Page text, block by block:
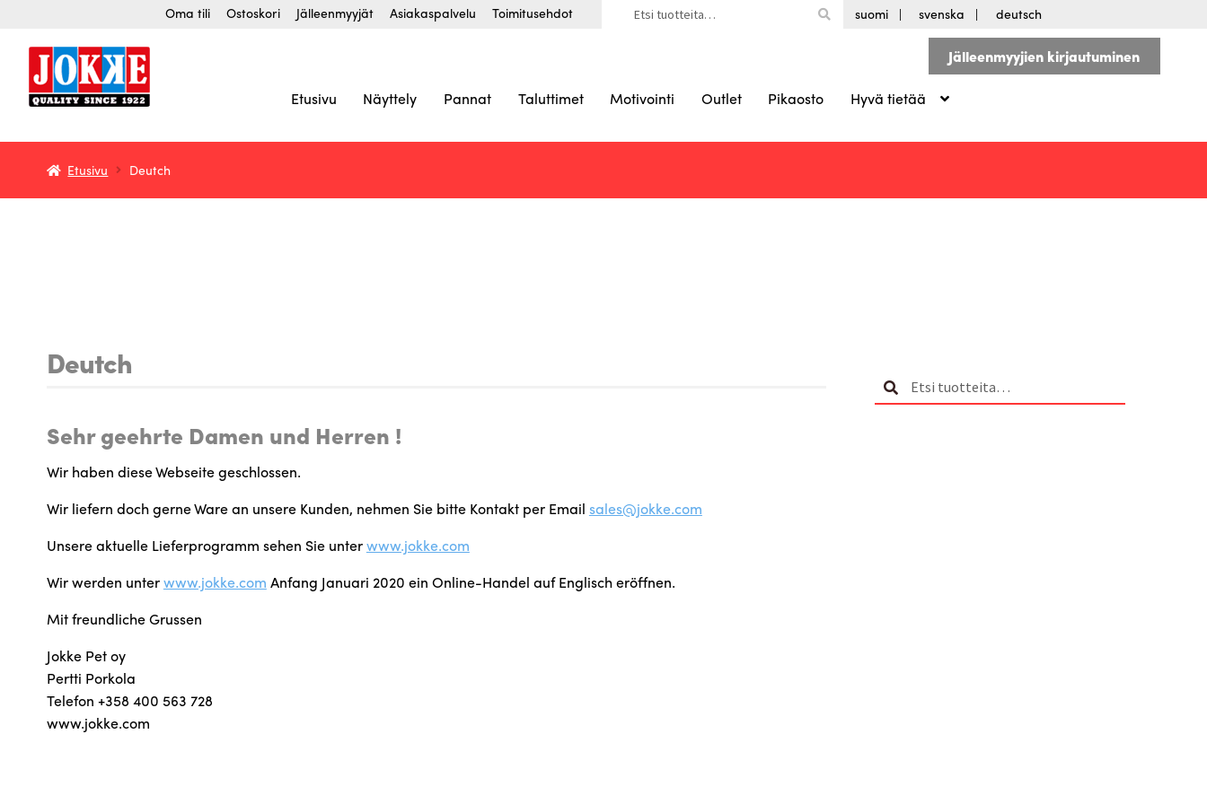
Oma tili Ostoskori Jälleenmyyjät Asiakaspalvelu Toimitusehdot suomi svenska deutsch
Etusivu Näyttely Pannat Taluttimet Motivointi Outlet Pikaosto Hyvä tietää
Jälleenmyyjien kirjautuminen
Etusivu Deutch
Deutch
Sehr geehrte Damen und Herren !
Wir haben diese Webseite geschlossen.
Wir liefern doch gerne Ware an unsere Kunden, nehmen Sie bitte Kontakt per Email sales@jokke.com
Unsere aktuelle Lieferprogramm sehen Sie unterwww.jokke.com
Wir werden unterwww.jokke.com Anfang Januari 2020 ein Online-Handel auf Englisch eröffnen.
Mit freundliche Grussen
Jokke Pet oy
Pertti Porkola
Telefon +358 400 563 728
www.jokke.com
Etsi:
Haku